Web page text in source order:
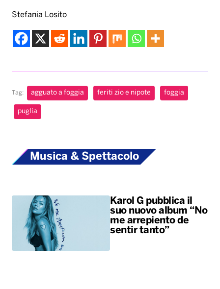
Stefania Losito
Tag: agguato a foggia feriti zio e nipote foggia
puglia
Musica & Spettacolo
Karol G pubblica il
suo nuovo album “No
me arrepiento de
sentir tanto”